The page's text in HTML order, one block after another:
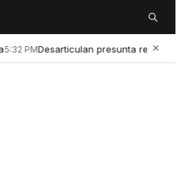
Buscar
PM Desarticulan presunta red de×